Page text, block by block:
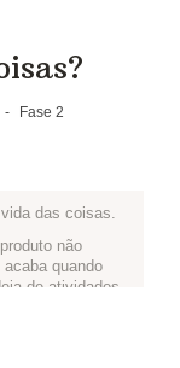
- Fase 2
das coisas.
não
quando
de atividades
no meio